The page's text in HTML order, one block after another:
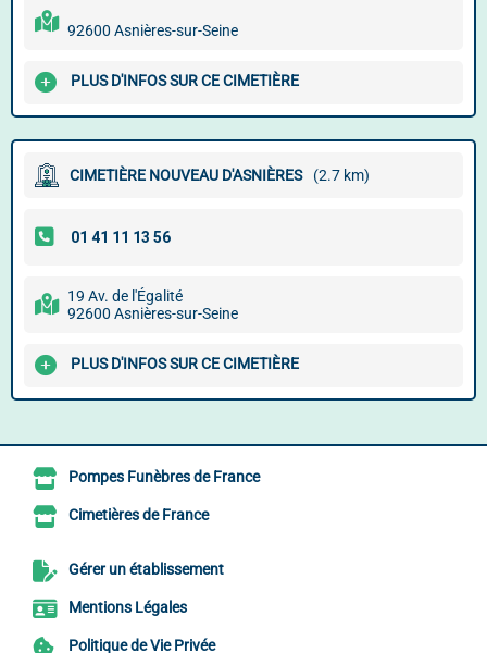
92600 Asnières-sur-Seine
PLUS D'INFOS SUR CE CIMETIÈRE
CIMETIÈRE NOUVEAU D'ASNIÈRES (2.7 km)
19 Av. de l'Égalité
92600 Asnières-sur-Seine
PLUS D'INFOS SUR CE CIMETIÈRE
Pompes Funèbres de France
Cimetières de France
Gérer un établissement
Mentions Légales
Politique de Vie Privée